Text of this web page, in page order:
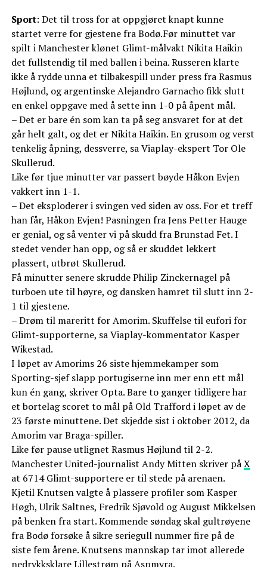
Sport: Det til tross for at oppgjøret knapt kunne
startet verre for gjestene fra Bodø.Før minuttet var
spilt i Manchester klønet Glimt-målvakt Nikita Haikin
det fullstendig til med ballen i beina. Russeren klarte
ikke å rydde unna et tilbakespill under press fra Rasmus
Højlund, og argentinske Alejandro Garnacho fikk slutt
en enkel oppgave med å sette inn 1-0 på åpent mål.
– Det er bare én som kan ta på seg ansvaret for at det
går helt galt, og det er Nikita Haikin. En grusom og verst
tenkelig åpning, dessverre, sa Viaplay-ekspert Tor Ole
Skullerud.
Like før tjue minutter var passert bøyde Håkon Evjen
vakkert inn 1-1.
– Det eksploderer i svingen ved siden av oss. For et treff
han får, Håkon Evjen! Pasningen fra Jens Petter Hauge
er genial, og så venter vi på skudd fra Brunstad Fet. I
stedet vender han opp, og så er skuddet lekkert
plassert, utbrøt Skullerud.
Få minutter senere skrudde Philip Zinckernagel på
turboen ute til høyre, og dansken hamret til slutt inn 2-
1 til gjestene.
– Drøm til mareritt for Amorim. Skuffelse til eufori for
Glimt-supporterne, sa Viaplay-kommentator Kasper
Wikestad.
I løpet av Amorims 26 siste hjemmekamper som
Sporting-sjef slapp portugiserne inn mer enn ett mål
kun én gang, skriver Opta. Bare to ganger tidligere har
et bortelag scoret to mål på Old Trafford i løpet av de
23 første minuttene. Det skjedde sist i oktober 2012, da
Amorim var Braga-spiller.
Like før pause utlignet Rasmus Højlund til 2-2.
Manchester United-journalist Andy Mitten skriver påX
at 6714 Glimt-supportere er til stede på arenaen.
Kjetil Knutsen valgte å plassere profiler som Kasper
Høgh, Ulrik Saltnes, Fredrik Sjøvold og August Mikkelsen
på benken fra start. Kommende søndag skal gultrøyene
fra Bodø forsøke å sikre seriegull nummer fire på de
siste fem årene. Knutsens mannskap tar imot allerede
nedrykksklare Lillestrøm på Aspmyra.